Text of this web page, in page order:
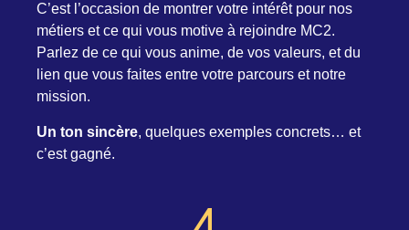
C’est l’occasion de montrer votre intérêt pour nos
métiers et ce qui vous motive à rejoindre MC2.
Parlez de ce qui vous anime, de vos valeurs, et du
lien que vous faites entre votre parcours et notre
mission.
Un ton sincère, quelques exemples concrets… et
c’est gagné.